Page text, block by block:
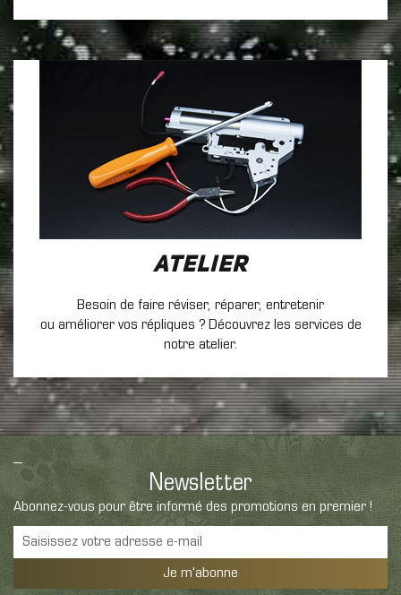
Atelier
Besoin de faire réviser, réparer, entretenir
ou améliorer vos répliques ? Découvrez les services de
notre atelier.
Newsletter
Abonnez-vous pour être informé des promotions en premier !
Je m'abonne